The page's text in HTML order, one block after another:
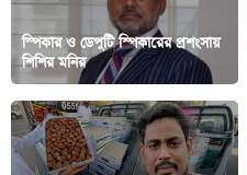
স্পিকার ও ডেপুটি স্পিকারের প্রশংসায়
শিশির মনির